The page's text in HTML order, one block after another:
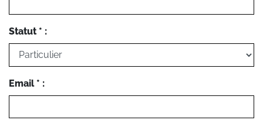
Statut * :
Email * :